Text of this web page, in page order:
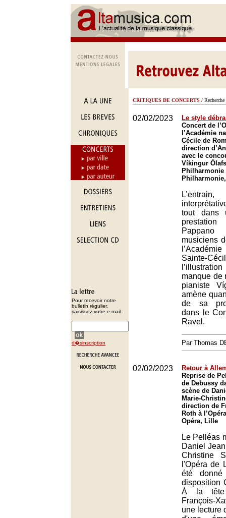
Pour recevoir notre
bulletin régulier,
saisissez votre e-mail :
d�sinscription
CRITIQUES DE CONCERTS / Recherche
02/02/2023
Le style
Concert de
l’Académie
Cécile de
direction
avec le
Víkingur
Philharmonie
tout dans
musiciens
Sainte-
manque de
pianiste
amène
de sa
dans le
Ravel.
Par Thomas
02/02/2023
Retour à
Reprise de
de Debussy
scène de
Marie-
direction de
Roth à
Opéra, Lille
Le Pelléas
Daniel
Christine
l'Opéra de
été
disposition
À la tête
François-
une lecture